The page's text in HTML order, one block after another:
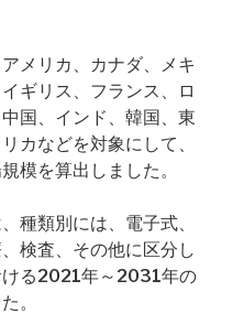
メリカ、カナダ、メキ
ギリス、フランス、ロ
国、インド、韓国、東
カなどを対象にして、
模を算出しました。
種類別には、電子式、
検査、その他に区分し
ける2021年～2031年の
。